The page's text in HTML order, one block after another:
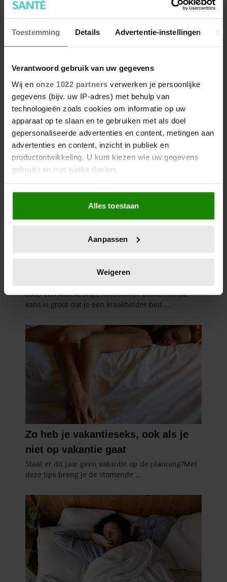
Toestemming Details Advertentie-instellingen
Verantwoord gebruik van uw gegevens
Wij en onze 1022 partners verwerken je persoonlijke
gegevens (bijv. uw IP-adres) met behulp van
technologieën zoals cookies om informatie op uw
apparaat op te slaan en te gebruiken met als doel
gepersonaliseerde advertenties en content, metingen aan
advertenties en content, inzicht in publiek en
productontwikkeling. U kunt kiezen wie uw gegevens
gebruikt en met welke doelen.
Als u het toestaat, willen we ook graag:
Informatie verzamelen over uw geografische
locatie, die tot een paar meter nauwkeurig kan zijn
scannen op specifieke eigenschappen (fingerprinting)
verwerkt en stel uw voorkeuren in het
intrekken in de Cookieverklaring.
personaliseren, om functies voor social media te bieden
en om ons websiteverkeer te analyseren. Ook delen we
informatie over uw gebruik van onze site met onze
partners voor social media, adverteren en analyse. Deze
partners kunnen deze gegevens combineren met andere
gaat akkoord met onze cookies als u onze website blijft
Alles toestaan
Aanpassen
Weigeren
je doet